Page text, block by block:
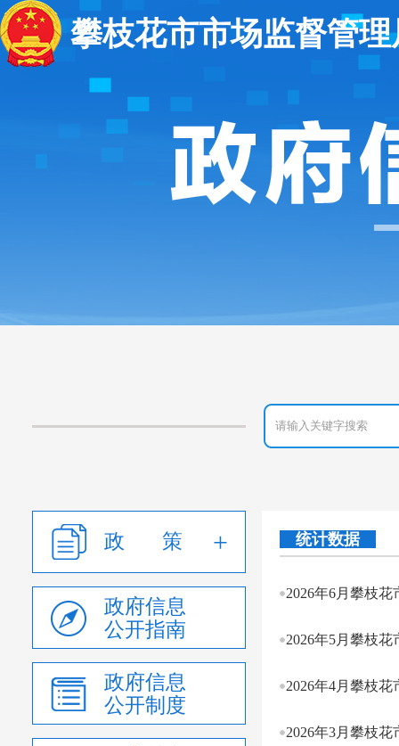
攀枝花市市场监督管理
政 策
政府信息
公开指南
政府信息
公开制度
统计数据
2026年6月攀枝
2026年5月攀枝
2026年4月攀枝
2026年3月攀枝